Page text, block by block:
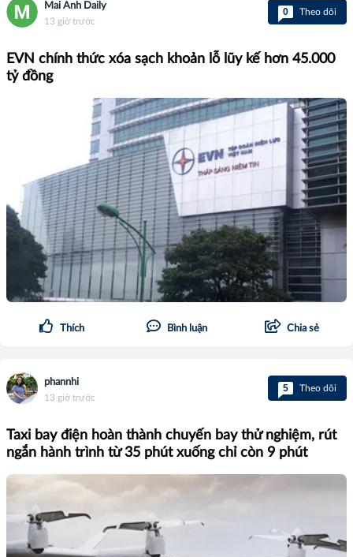
Mai Anh Daily
13 giờ trước
0 Theo dõi
EVN chính thức xóa sạch khoản lỗ lũy kế hơn 45.000
tỷ đồng
Thích Bình luận Chia sẻ
phannhi
13 giờ trước
5 Theo dõi
Taxi bay điện hoàn thành chuyến bay thử nghiệm, rút
ngắn hành trình từ 35 phút xuống chỉ còn 9 phút